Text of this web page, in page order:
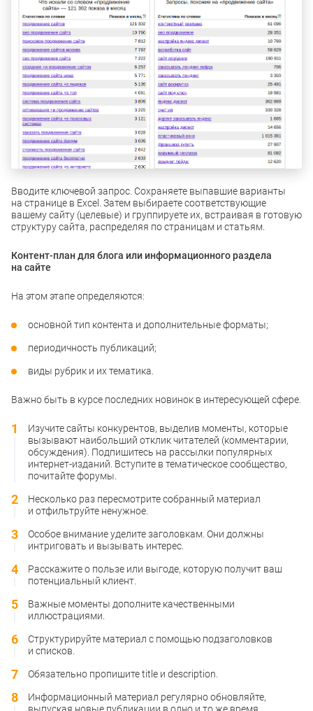
Вводите ключевой запрос. Сохраняете выпавшие варианты
на странице в Excel. Затем выбираете соответствующие
вашему сайту (целевые) и группируете их, встраивая в готовую
структуру сайта, распределяя по страницам и статьям.
Контент-план для блога или информационного раздела
на сайте
На этом этапе определяются:
основной тип контента и дополнительные форматы;
периодичность публикаций;
виды рубрик и их тематика.
Важно быть в курсе последних новинок в интересующей сфере.
Изучите сайты конкурентов, выделив моменты, которые
вызывают наибольший отклик читателей (комментарии,
обсуждения). Подпишитесь на рассылки популярных
интернет-изданий. Вступите в тематическое сообщество,
почитайте форумы.
Несколько раз пересмотрите собранный материал
и отфильтруйте ненужное.
Особое внимание уделите заголовкам. Они должны
интриговать и вызывать интерес.
Расскажите о пользе или выгоде, которую получит ваш
потенциальный клиент.
Важные моменты дополните качественными
иллюстрациями.
Структурируйте материал с помощью подзаголовков
и списков.
Обязательно пропишите title и description.
Информационный материал регулярно обновляйте,